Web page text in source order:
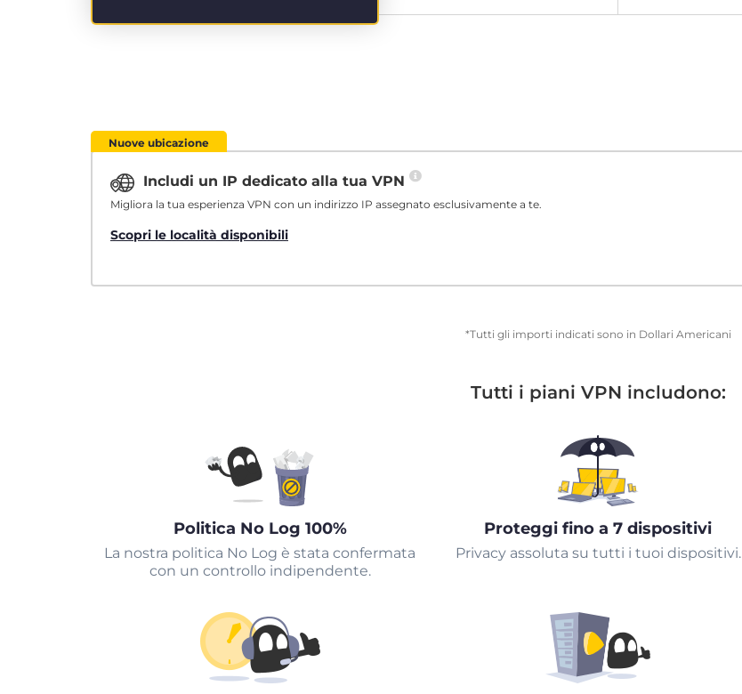
Nuove ubicazione
Includi un IP dedicato alla tua VPN
Migliora la tua esperienza VPN con un indirizzo IP assegnato esclusivamente a te.
Scopri le località disponibili
*Tutti gli importi indicati sono in Dollari Americani
Tutti i piani VPN includono:
Politica No Log 100%
La nostra politica No Log è stata confermata
con un controllo indipendente.
Proteggi fino a 7 dispositivi
Privacy assoluta su tutti i tuoi dispositivi.